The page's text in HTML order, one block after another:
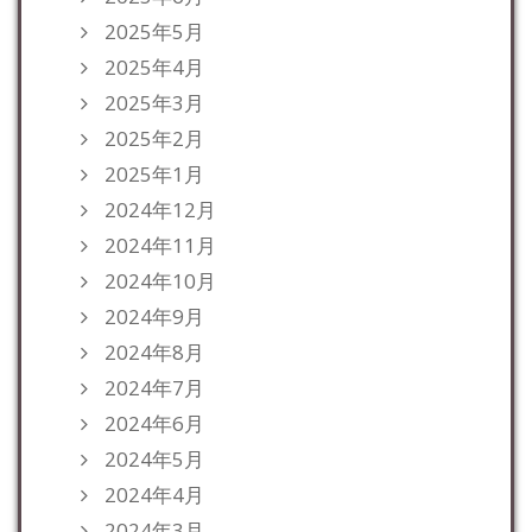
2025年5月
2025年4月
2025年3月
2025年2月
2025年1月
2024年12月
2024年11月
2024年10月
2024年9月
2024年8月
2024年7月
2024年6月
2024年5月
2024年4月